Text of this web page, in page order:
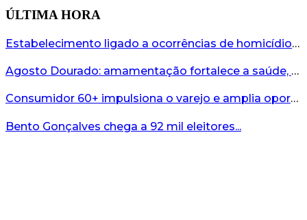
ÚLTIMA HORA
Estabelecimento ligado a ocorrências de homicídio é interditado durante fiscalização em Bento...
Agosto Dourado: amamentação fortalece a saúde, o desenvolvimento e os vínculos...
Consumidor 60+ impulsiona o varejo e amplia oportunidades para o comércio ...
Bento Gonçalves chega a 92 mil eleitores...